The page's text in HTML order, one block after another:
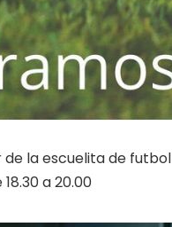
la escuelita de futbol
a 20.00